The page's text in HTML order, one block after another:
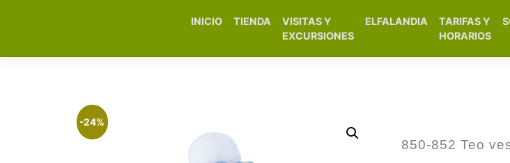
Elfa Experience – Onil – Alicante
INICIO TIENDA
VISITAS Y
EXCURSIONES
ELFALANDIA
TARIFAS Y
HORARIOS
-24%
850-852 Teo